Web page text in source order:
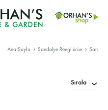
Ana Sayfa Sandalye Rengi ürün Sarı
Sırala